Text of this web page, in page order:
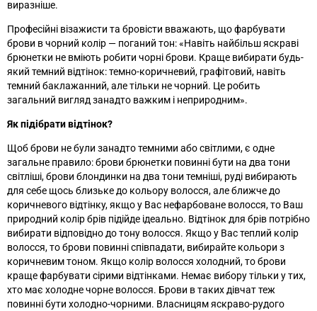
виразніше.
Професійні візажисти та бровісти вважають, що фарбувати
брови в чорний колір — поганий тон: «Навіть найбільш яскраві
брюнетки не вміють робити чорні брови. Краще вибирати будь-
який темний відтінок: темно-коричневий, графітовий, навіть
темний баклажанний, але тільки не чорний. Це робить
загальний вигляд занадто важким і неприродним».
Як підібрати відтінок?
Щоб брови не були занадто темними або світлими, є одне
загальне правило: брови брюнетки повинні бути на два тони
світліші, брови блондинки на два тони темніші, руді вибирають
для себе щось близьке до кольору волосся, але ближче до
коричневого відтінку, якщо у Вас нефарбоване волосся, то Ваш
природний колір брів підійде ідеально. Відтінок для брів потрібно
вибирати відповідно до тону волосся. Якщо у Вас теплий колір
волосся, то брови повинні співпадати, вибирайте кольори з
коричневим тоном. Якщо колір волосся холодний, то брови
краще фарбувати сірими відтінками. Немає вибору тільки у тих,
хто має холодне чорне волосся. Брови в таких дівчат теж
повинні бути холодно-чорними. Власницям яскраво-рудого